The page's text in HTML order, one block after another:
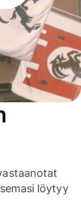
löytyy